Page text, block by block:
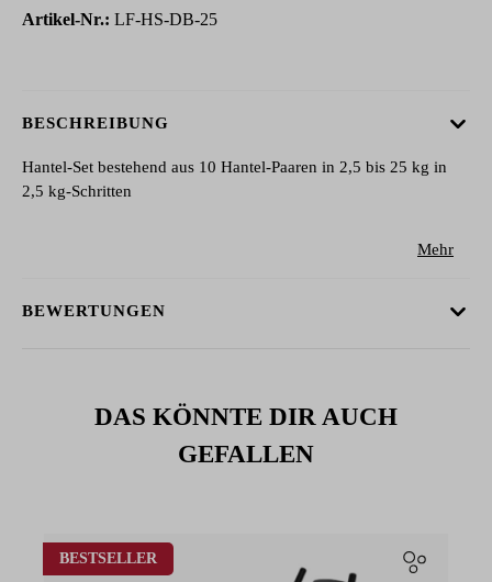
Artikel-Nr.: LF-HS-DB-25
BESCHREIBUNG
Hantel-Set bestehend aus 10 Hantel-Paaren in 2,5 bis 25 kg in
2,5 kg-Schritten
Mehr
BEWERTUNGEN
DAS KÖNNTE DIR AUCH
GEFALLEN
Produktgalerie überspringen
BESTSELLER